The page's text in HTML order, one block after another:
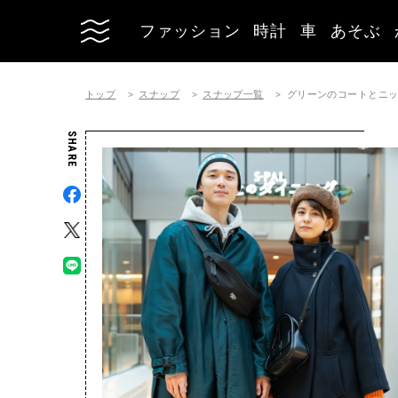
ファッション 時計 車 あそぶ
トップ スナップ スナップ一覧 グリーンのコートとニ
SHARE